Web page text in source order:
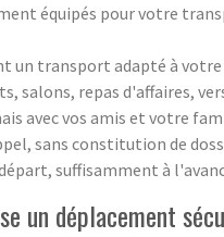
équipés pour votre
un transport adapté à
salons, repas d'affaires,
avec vos amis et votre
sans constitution de
suffisamment à
un déplacement